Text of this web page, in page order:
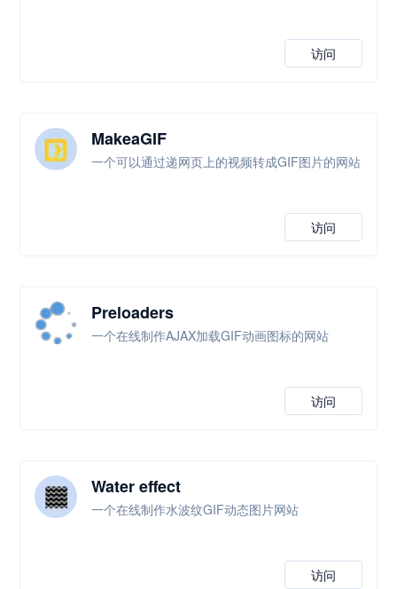
访问
MakeaGIF
一个可以通过递网页上的视频转成GIF图片的网站
访问
Preloaders
一个在线制作AJAX加载GIF动画图标的网站
访问
Water effect
一个在线制作水波纹GIF动态图片网站
访问